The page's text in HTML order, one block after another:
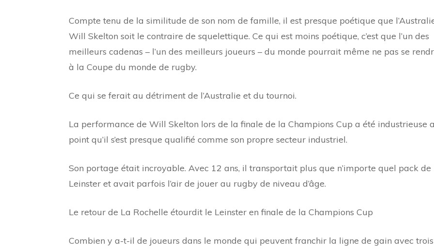
Compte tenu de la similitude de son nom de famille, il est presque poétique que
Will Skelton soit le contraire de squelettique. Ce qui est moins poétique, c’est que l’un des
meilleurs cadenas – l’un des meilleurs joueurs – du monde pourrait même ne pas se
à la Coupe du monde de rugby.
Ce qui se ferait au détriment de l’Australie et du tournoi.
La performance de Will Skelton lors de la finale de la Champions Cup a été industrieuse
point qu’il s’est presque qualifié comme son propre secteur industriel.
Son portage était incroyable. Avec 12 ans, il transportait plus que n’importe quel pack de
Leinster et avait parfois l’air de jouer au rugby de niveau d’âge.
Le retour de La Rochelle étourdit le Leinster en finale de la Champions Cup
Combien y a-t-il de joueurs dans le monde qui peuvent franchir la ligne de gain avec trois